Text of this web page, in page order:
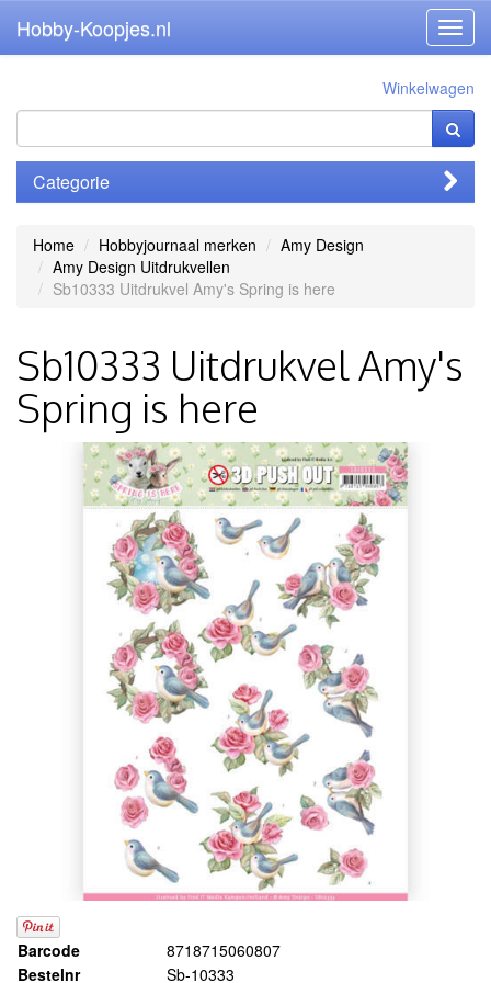
Hobby-Koopjes.nl
Winkelwagen
Categorie
Home Hobbyjournaal merken
Amy Design
Amy Design Uitdrukvellen
Sb10333 Uitdrukvel Amy's Spring is here
Sb10333 Uitdrukvel Amy's
Spring is here
Barcode
8718715060807
Bestelnr
Sb-10333